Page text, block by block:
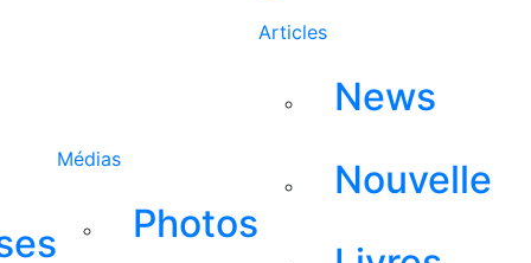
Médias
Photos
Articles
News
Nouvelle